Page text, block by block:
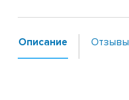
Описание Отзывы